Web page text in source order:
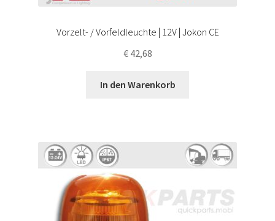
Vorzelt- / Vorfeldleuchte | 12V | Jokon CE
€42,68
In den Warenkorb